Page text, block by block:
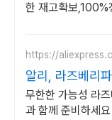
한 재고확보,100%
https://
알리, 라즈베리
늘의 특가
무한한 가능성 라
과 함께 준비하세요